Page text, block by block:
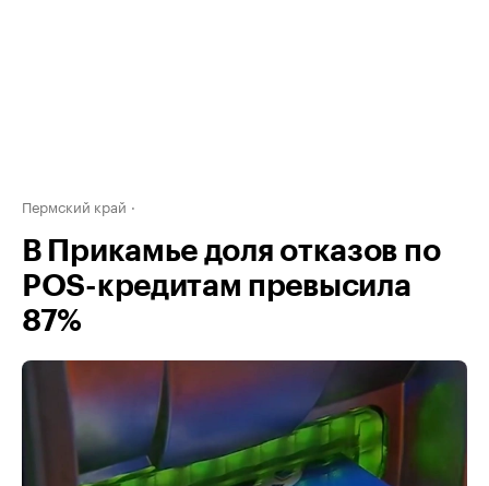
Пермский край
В Прикамье доля отказов по
POS-кредитам превысила
87%